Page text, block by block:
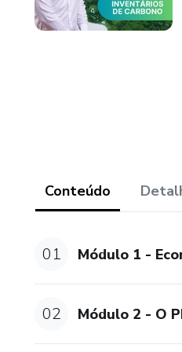
Conteúdo
01 Módulo 1 -
02 Módulo 2 - O